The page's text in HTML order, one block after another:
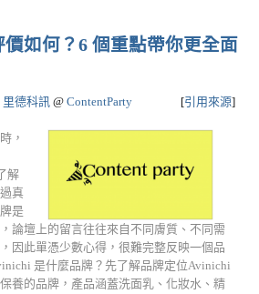
如何？6 個重點帶你更全面
里德科訊 @ ContentParty [引用來源]
，
解
真
是
論壇上的留言往往來自不同膚質、不同需
因此單憑少數心得，很難完整反映一個品
是什麼品牌？先了解品牌定位Avinichi
養的品牌，產品涵蓋洗面乳、化妝水、精